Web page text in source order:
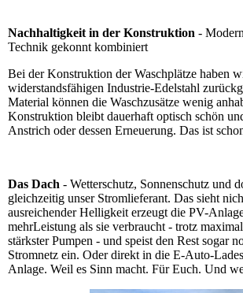
Nachhaltigkeit in der Konstruktion -
Technik gekonnt kombiniert
Bei der Konstruktion der Waschplätze haben
widerstandsfähigen Industrie-Edelstahl
Material können die Waschzusätze wenig
Konstruktion bleibt dauerhaft optisch schön
Anstrich oder dessen Erneuerung. Das ist
Das Dach - Wetterschutz, Sonnenschutz und
gleichzeitig unser Stromlieferant. Das sieht
ausreichender Helligkeit erzeugt die PV-
mehrLeistung als sie verbraucht - trotz
stärkster Pumpen - und speist den Rest sogar
Stromnetz ein. Oder direkt in die E-Auto-
Anlage. Weil es Sinn macht. Für Euch. Und